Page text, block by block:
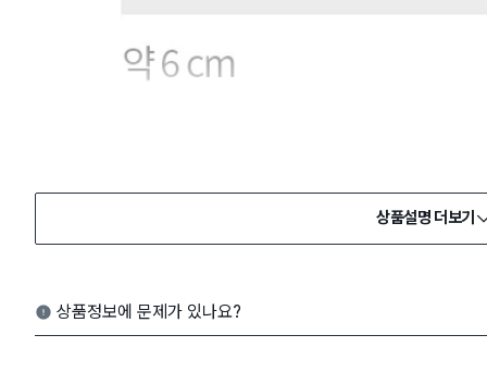
상품설명 더보기
상품정보에 문제가 있나요?